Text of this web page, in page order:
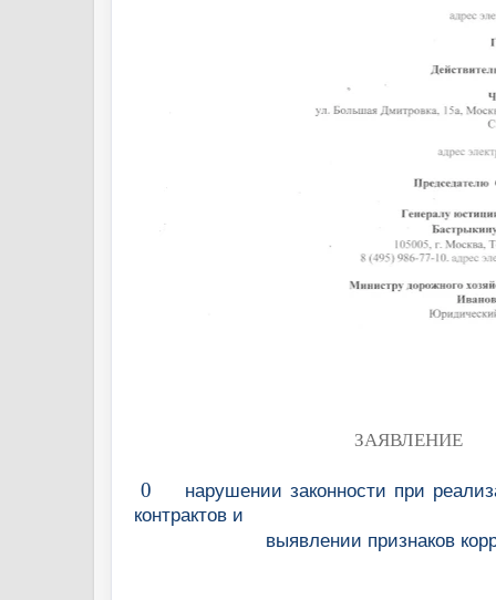
ЗАЯВЛЕНИЕ
0
нарушении законности при
контрактов и
выявлении признаков